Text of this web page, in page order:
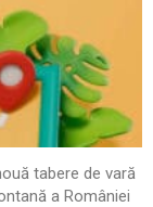
tabere de vară
a României